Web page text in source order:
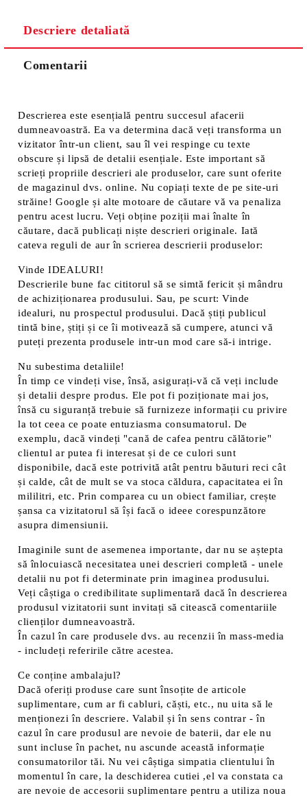
Descriere detaliată
Comentarii
Descrierea este esențială pentru succesul afacerii
dumneavoastră. Ea va determina dacă veți transforma un
vizitator într-un client, sau îl vei respinge cu texte
obscure și lipsă de detalii esențiale. Este important să
scrieți propriile descrieri ale produselor, care sunt oferite
de magazinul dvs. online. Nu copiați texte de pe site-uri
străine! Google și alte motoare de căutare vă va penaliza
pentru acest lucru. Veți obține poziții mai înalte în
căutare, dacă publicați niște descrieri originale. Iată
cateva reguli de aur în scrierea descrierii produselor:
Vinde IDEALURI!
Descrierile bune fac cititorul să se simtă fericit și mândru
de achiziționarea produsului. Sau, pe scurt: Vinde
idealuri, nu prospectul produsului. Dacă știți publicul
tintă bine, știți și ce îi motivează să cumpere, atunci vă
puteți prezenta produsele intr-un mod care să-i intrige.
Nu subestima detaliile!
În timp ce vindeți vise, însă, asigurați-vă că veți include
și detalii despre produs. Ele pot fi poziționate mai jos,
însă cu siguranță trebuie să furnizeze informații cu privire
la tot ceea ce poate entuziasma consumatorul. De
exemplu, dacă vindeți "cană de cafea pentru călătorie"
clientul ar putea fi interesat și de ce culori sunt
disponibile, dacă este potrivită atât pentru băuturi reci cât
și calde, cât de mult se va stoca căldura, capacitatea ei în
mililitri, etc. Prin comparea cu un obiect familiar, crește
șansa ca vizitatorul să își facă o ideee corespunzătore
asupra dimensiunii.
Imaginile sunt de asemenea importante, dar nu se aștepta
să înlocuiască necesitatea unei descrieri completă - unele
detalii nu pot fi determinate prin imaginea produsului.
Veți câștiga o credibilitate suplimentară dacă în descrierea
produsul vizitatorii sunt invitați să citească comentariile
clienților dumneavoastră.
În cazul în care produsele dvs. au recenzii în mass-media
- includeți referirile către acestea.
Ce conține ambalajul?
Dacă oferiți produse care sunt însoțite de articole
suplimentare, cum ar fi cabluri, căști, etc., nu uita să le
menționezi în descriere. Valabil și în sens contrar - în
cazul în care produsul are nevoie de baterii, dar ele nu
sunt incluse în pachet, nu ascunde această informație
consumatorilor tăi. Nu vei câștiga simpatia clientului în
momentul în care, la deschiderea cutiei ,el va constata ca
are nevoie de accesorii suplimentare pentru a utiliza noua